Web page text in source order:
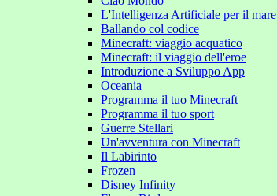
L'Intelligenza Artificiale per il mare
Ballando col codice
Minecraft: viaggio acquatico
Minecraft: il viaggio dell'eroe
Introduzione a Sviluppo App
Oceania
Programma il tuo Minecraft
Programma il tuo sport
Guerre Stellari
Un'avventura con Minecraft
Il Labirinto
Frozen
Disney Infinity